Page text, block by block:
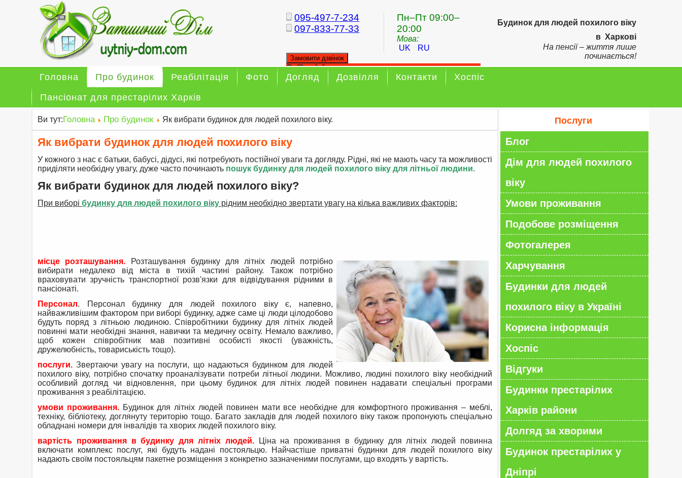
Будинок для людей похилого віку
в Харкові
На пенсії – життя лише
починається!
095-497-7-234
097-833-77-33
Пн–Пт 09:00–
20:00
Мова:
UK
RU
Замовити дзвінок
Callback form
Your callback has been sent sucessfully
Головна Про будинок Реабілітація Фото Догляд Дозвілля Контакти
Хоспіс
Пансіонат для престарілих Харків
Ви тут:Головна Про будинок Як вибрати будинок для людей похилого віку.
Як вибрати будинок для людей похилого віку
У кожного з нас є батьки, бабусі, дідусі, які потребують постійної уваги та догляду. Рідні, які не мають часу та можливості
приділяти необхідну увагу, дуже часто починають пошук будинку для людей похилого віку для літньої людини.
Як вибрати будинок для людей похилого віку?
При виборі будинку для людей похилого віку рідним необхідно звертати увагу на кілька важливих факторів:
місце розташування. Розташування будинку для літніх людей потрібно
вибирати недалеко від міста в тихій частині району. Також потрібно
враховувати зручність транспортної розв'язки для відвідування рідними в
пансіонаті.
Персонал. Персонал будинку для людей похилого віку є, напевно,
найважливішим фактором при виборі будинку, адже саме ці люди цілодобово
будуть поряд з літньою людиною. Співробітники будинку для літніх людей
повинні мати необхідні знання, навички та медичну освіту. Немало важливо,
щоб кожен співробітник мав позитивні особисті якості (уважність,
дружелюбність, товариськість тощо).
послуги. Звертаючи увагу на послуги, що надаються будинком для людей
похилого віку, потрібно спочатку проаналізувати потреби літньої людини. Можливо, людині похилого віку необхідний
особливий догляд чи відновлення, при цьому будинок для літніх людей повинен надавати спеціальні програми
проживання з реабілітацією.
умови проживання. Будинок для літніх людей повинен мати все необхідне для комфортного проживання – меблі,
техніку, бібліотеку, доглянуту територію тощо. Багато закладів для людей похилого віку також пропонують спеціально
обладнані номери для інвалідів та хворих людей похилого віку.
вартість проживання в будинку для літніх людей.
Ціна на проживання в будинку для літніх людей повинна
включати комплекс послуг, які будуть надані постояльцю. Найчастіше приватні будинки для людей похилого віку
надають своїм постояльцям пакетне розміщення з конкретно зазначеними послугами, що входять у вартість.
Послуги
Блог
Дім для людей похилого
віку
Умови проживання
Подобове розміщення
Фотогалерея
Харчування
Будинки для людей
похилого віку в Україні
Корисна інформація
Хоспіс
Відгуки
Будинки престарілих
Харків райони
Долгяд за хворими
Будинок престарілих у
Дніпрі